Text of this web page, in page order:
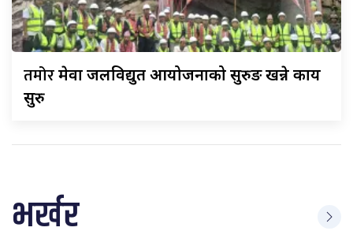
तमोरमेवा जलविद्युत आयोजनाको सुरुङ खन्ने कार्य
सुरु
भर्खर